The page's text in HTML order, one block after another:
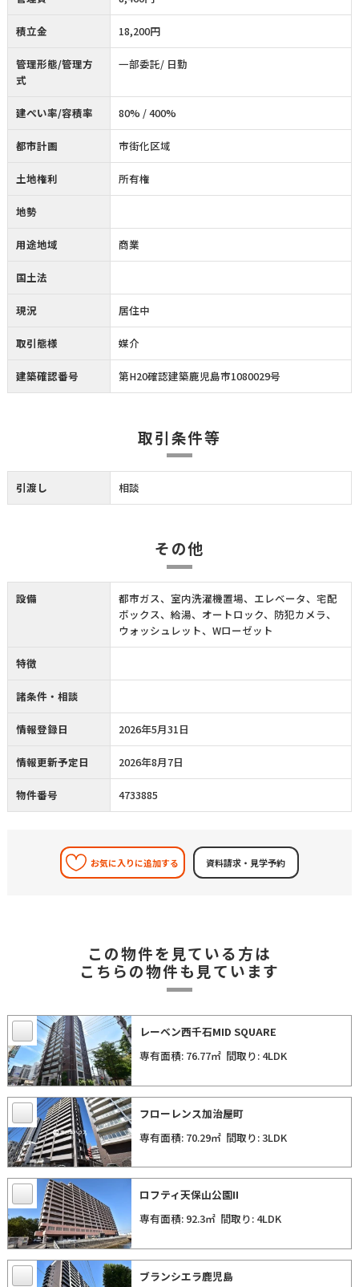
積立金 18,200円
管理形態/管理方
式
一部委託/ 日勤
建ぺい率/容積率 80% / 400%
都市計画 市街化区域
土地権利 所有権
地勢
用途地域 商業
国土法
現況 居住中
取引態様 媒介
建築確認番号 第H20確認建築鹿児島市1080029号
取引条件等
引渡し 相談
その他
設備
都市ガス、室内洗濯機置場、エレベータ、宅配
ボックス、給湯、オートロック、防犯カメラ、
ウォッシュレット、Wローゼット
特徴
諸条件・相談
情報登録日 2026年5月31日
情報更新予定日 2026年8月7日
物件番号 4733885
お気に入りに追加する
この物件を見ている方は
こちらの物件も見ています
レーベン西千石MID SQUARE
専有面積: 76.77㎡ 間取り: 4LDK
フローレンス加治屋町
専有面積: 70.29㎡ 間取り: 3LDK
ロフティ天保山公園II
専有面積: 92.3㎡ 間取り: 4LDK
ブランシエラ鹿児島